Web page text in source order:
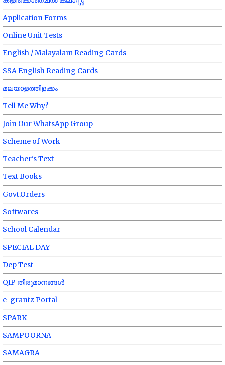
Application Forms
Online Unit Tests
English / Malayalam Reading Cards
SSA English Reading Cards
മലയാളത്തിളക്കം
Tell Me Why?
Join Our WhatsApp Group
Scheme of Work
Teacher's Text
Text Books
Govt.Orders
Softwares
School Calendar
SPECIAL DAY
Dep Test
QIP തീരുമാനങ്ങൾ
e-grantz Portal
SPARK
SAMPOORNA
SAMAGRA